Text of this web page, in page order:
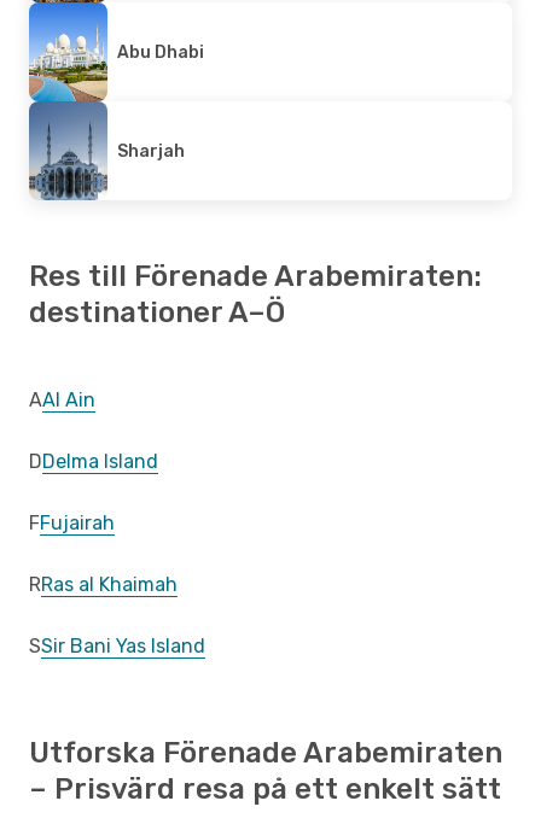
Abu Dhabi
Sharjah
Res till Förenade Arabemiraten:
destinationer A–Ö
AAl Ain
DDelma Island
FFujairah
RRas al Khaimah
SSir Bani Yas Island
Utforska Förenade Arabemiraten
– Prisvärd resa på ett enkelt sätt